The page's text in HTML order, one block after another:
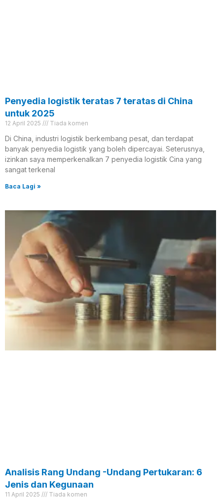
Penyedia logistik teratas 7 teratas di China
untuk 2025
12 April 2025 Tiada komen
Di China, industri logistik berkembang pesat, dan terdapat
banyak penyedia logistik yang boleh dipercayai. Seterusnya,
izinkan saya memperkenalkan 7 penyedia logistik Cina yang
sangat terkenal
Baca Lagi »
Analisis Rang Undang -Undang Pertukaran: 6
Jenis dan Kegunaan
11 April 2025 Tiada komen